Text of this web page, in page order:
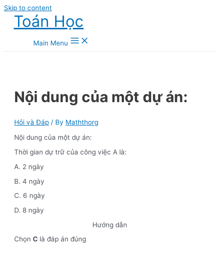
Skip to content
Toán Học
Main Menu
Nội dung của một dự án:
Hỏi và Đáp / By Maththorg
Nội dung của một dự án:
Thời gian dự trữ của công việc A là:
A. 2 ngày
B. 4 ngày
C. 6 ngày
D. 8 ngày
Hướng dẫn
ChọnC là đáp án đúng